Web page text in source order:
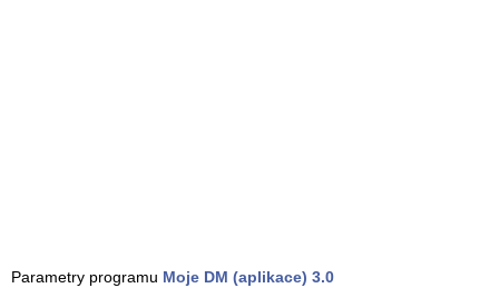
Parametry programu Moje DM (aplikace) 3.0